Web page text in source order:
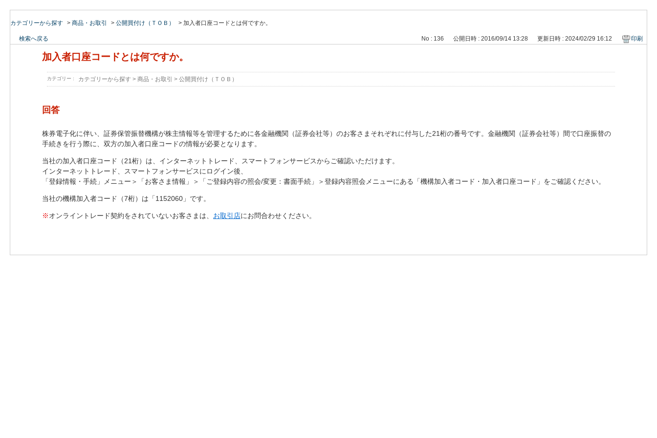
カテゴリーから探す > 商品・お取引 > 公開買付け（ＴＯＢ） > 加入者口座コードとは何ですか。
検索へ戻る No : 136 公開日時 : 2016/09/14 13:28 更新日時 : 2024/02/29 16:12 印刷
加入者口座コードとは何ですか。
カテゴリー : カテゴリーから探す > 商品・お取引 > 公開買付け（ＴＯＢ）
回答
株券電子化に伴い、証券保管振替機構が株主情報等を管理するために各金融機関（証券会社等）のお客さまそれぞれに付与した21桁の番号です。金融機関（証券会社等）間で口座振替の
手続きを行う際に、双方の加入者口座コードの情報が必要となります。
当社の加入者口座コード（21桁）は、インターネットトレード、スマートフォンサービスからご確認いただけます。
インターネットトレード、スマートフォンサービスにログイン後、
「登録情報・手続」メニュー＞「お客さま情報」＞「ご登録内容の照会/変更：書面手続」＞登録内容照会メニューにある「機構加入者コード・加入者口座コード」をご確認ください。
当社の機構加入者コード（7桁）は「1152060」です。
※オンライントレード契約をされていないお客さまは、 お取引店にお問合わせください。